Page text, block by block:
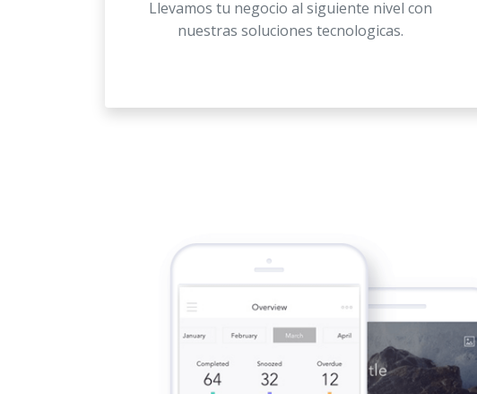
Llevamos tu negocio al siguiente nivel con
nuestras soluciones tecnologicas.